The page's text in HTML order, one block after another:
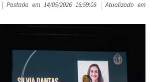
Postado em 14/05/2026 16:59:09 | Atualizado em